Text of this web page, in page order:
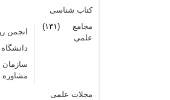
کتاب شناسی
مجامع
علمی
(۱۳۱)
انجمن
دانشگاه
سازمان
مشاوره
مجلات علمی